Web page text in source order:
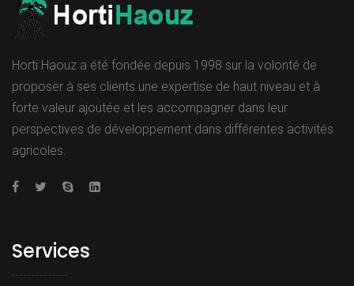
Horti Haouz a été fondée depuis 1998 sur la volonté de
proposer à ses clients une expertise de haut niveau et à
forte valeur ajoutée et les accompagner dans leur
perspectives de développement dans différentes activités
agricoles.
Services